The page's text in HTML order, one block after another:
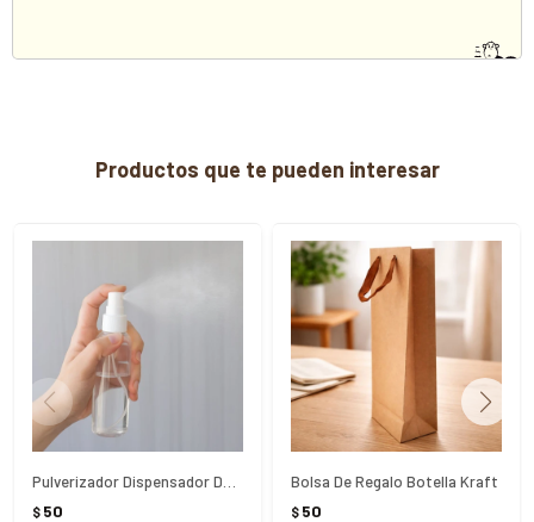
Productos que te pueden interesar
$ 50
Bolsa De Regalo Botella Kraft
$ 50